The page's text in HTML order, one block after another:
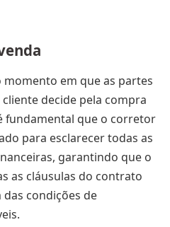
momento em que as partes
decide pela compra
fundamental que o corretor
para esclarecer todas as
garantindo que o
as cláusulas do contrato
condições de